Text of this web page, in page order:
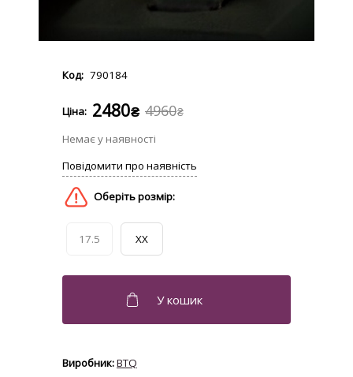
790184
4960₴
2480₴
17.5 XX
BTQ